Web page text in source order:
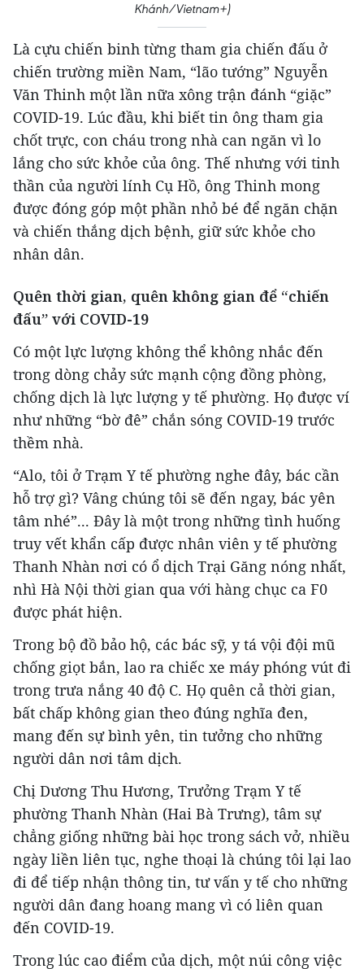
Khánh/Vietnam+)
Là cựu chiến binh từng tham gia chiến đấu ở
chiến trường miền Nam, “lão tướng” Nguyễn
Văn Thinh một lần nữa xông trận đánh “giặc”
COVID-19. Lúc đầu, khi biết tin ông tham gia
chốt trực, con cháu trong nhà can ngăn vì lo
lắng cho sức khỏe của ông. Thế nhưng với tinh
thần của người lính Cụ Hồ, ông Thinh mong
được đóng góp một phần nhỏ bé để ngăn chặn
và chiến thắng dịch bệnh, giữ sức khỏe cho
nhân dân.
Quên thời gian, quên không gian để “chiến
đấu” với COVID-19
Có một lực lượng không thể không nhắc đến
trong dòng chảy sức mạnh cộng đồng phòng,
chống dịch là lực lượng y tế phường. Họ được ví
như những “bờ đê” chắn sóng COVID-19 trước
thềm nhà.
“Alo, tôi ở Trạm Y tế phường nghe đây, bác cần
hỗ trợ gì? Vâng chúng tôi sẽ đến ngay, bác yên
tâm nhé”... Đây là một trong những tình huống
truy vết khẩn cấp được nhân viên y tế phường
Thanh Nhàn nơi có ổ dịch Trại Găng nóng nhất,
nhì Hà Nội thời gian qua với hàng chục ca F0
được phát hiện.
Trong bộ đồ bảo hộ, các bác sỹ, y tá vội đội mũ
chống giọt bắn, lao ra chiếc xe máy phóng vút đi
trong trưa nắng 40 độ C. Họ quên cả thời gian,
bất chấp không gian theo đúng nghĩa đen,
mang đến sự bình yên, tin tưởng cho những
người dân nơi tâm dịch.
Chị Dương Thu Hương, Trưởng Trạm Y tế
phường Thanh Nhàn (Hai Bà Trưng), tâm sự
chẳng giống những bài học trong sách vở, nhiều
ngày liền liên tục, nghe thoại là chúng tôi lại lao
đi để tiếp nhận thông tin, tư vấn y tế cho những
người dân đang hoang mang vì có liên quan
đến COVID-19.
Trong lúc cao điểm của dịch, một núi công việc